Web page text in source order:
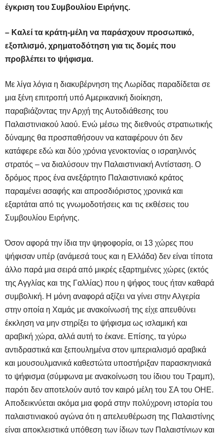
έγκριση του Συμβουλίου Ειρήνης.
– Καλεί τα κράτη-μέλη να παράσχουν προσωπικό,
εξοπλισμό, χρηματοδότηση για τις δομές που
προβλέπει το ψήφισμα.
Με λίγα λόγια η διακυβέρνηση της Λωρίδας παραδίδεται σε
μια ξένη επιτροπή υπό Αμερικανική διοίκηση,
παραβιάζοντας την Αρχή της Αυτοδιάθεσης του
Παλαιστινιακού λαού. Ενώ μέσω της διεθνούς στρατιωτικής
δύναμης θα προσπαθήσουν να καταφέρουν ότι δεν
κατάφερε εδώ και δύο χρόνια γενοκτονίας ο ισραηλινός
στρατός – να διαλύσουν την Παλαιστινιακή Αντίσταση. Ο
δρόμος προς ένα ανεξάρτητο Παλαιστινιακό κράτος
παραμένει ασαφής και απροσδιόριστος χρονικά και
εξαρτάται από τις γνωμοδοτήσεις και τις εκθέσεις του
Συμβουλίου Ειρήνης.
Όσον αφορά την ίδια την ψηφοφορία, οι 13 χώρες που
ψήφισαν υπέρ (ανάμεσά τους και η Ελλάδα) δεν είναι τίποτα
άλλο παρά μια σειρά από μικρές εξαρτημένες χώρες (εκτός
της Αγγλίας και της Γαλλίας) που η ψήφος τους ήταν καθαρά
συμβολική. Η μόνη αναφορά αξίζει να γίνει στην Αλγερία
στην οποία η Χαμάς με ανακοίνωσή της είχε απευθύνει
έκκληση να μην στηρίξει το ψήφισμα ως ισλαμική και
αραβική χώρα, αλλά αυτή το έκανε. Επίσης, τα γύρω
αντιδραστικά και ξεπουλημένα στον ιμπεριαλισμό αραβικά
και μουσουλμανικά καθεστώτα υποστήριξαν παρασκηνιακά
το ψήφισμα (σύμφωνα με ανακοίνωση του ίδιου του Τραμπ),
παρότι δεν αποτελούν αυτό τον καιρό μέλη του ΣΑ του ΟΗΕ.
Αποδεικνύεται ακόμα μια φορά στην πολύχρονη ιστορία του
παλαιστινιακού αγώνα ότι η απελευθέρωση της Παλαιστίνης
είναι αποκλειστικά υπόθεση των ίδιων των Παλαιστίνιων και